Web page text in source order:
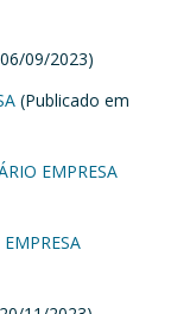
09/2023)
(Publicado em
EMPRESA